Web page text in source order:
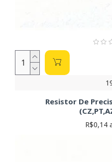
Resistor De
R$0,14